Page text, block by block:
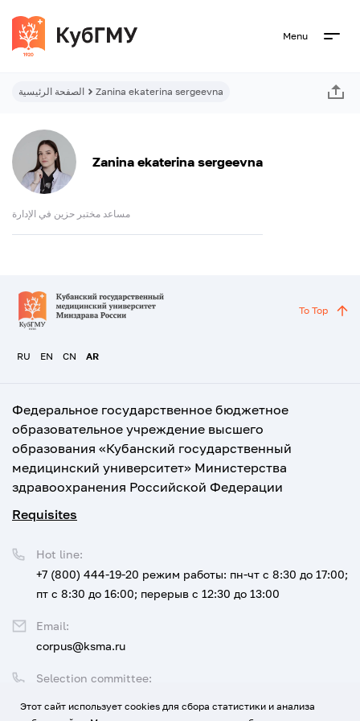
Menu
الصفحة الرئيسية Zanina ekaterina sergeevna
Zanina ekaterina sergeevna
مساعد مختبر حزين في الإدارة
RU EN CN AR
To Top
Федеральное государственное бюджетное
образовательное учреждение высшего
образования «Кубанский государственный
медицинский университет» Министерства
здравоохранения Российской Федерации
Requisites
Selection committee:
Hot line:
+7 (800) 444-19-20 режим работы: пн-чт с 8:30 до 17:00;
пт с 8:30 до 16:00; перерыв с 12:30 до 13:00
Email:
corpus@ksma.ru
Этот сайт использует cookies для сбора статистики и анализа